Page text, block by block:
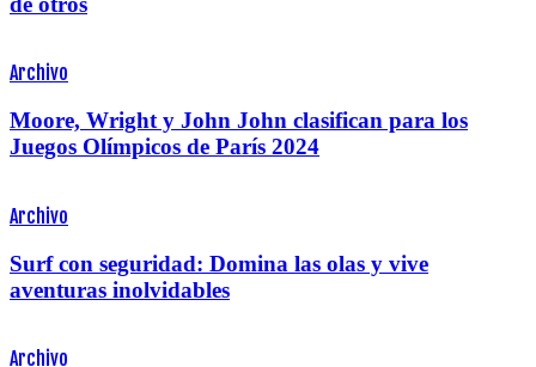
Archivo
Moore, Wright y John John clasifican para los
Juegos Olímpicos de París 2024
Archivo
Surf con seguridad: Domina las olas y vive
aventuras inolvidables
Archivo